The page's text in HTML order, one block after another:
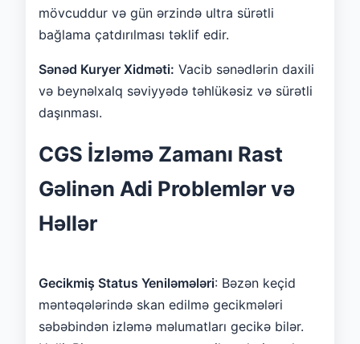
mövcuddur və gün ərzində ultra sürətli
bağlama çatdırılması təklif edir.
Sənəd Kuryer Xidməti: Vacib sənədlərin daxili
və beynəlxalq səviyyədə təhlükəsiz və sürətli
daşınması.
CGS İzləmə Zamanı Rast
Gəlinən Adi Problemlər və
Həllər
Gecikmiş Status Yeniləmələri: Bəzən keçid
məntəqələrində skan edilmə gecikmələri
səbəbindən izləmə məlumatları gecikə bilər.